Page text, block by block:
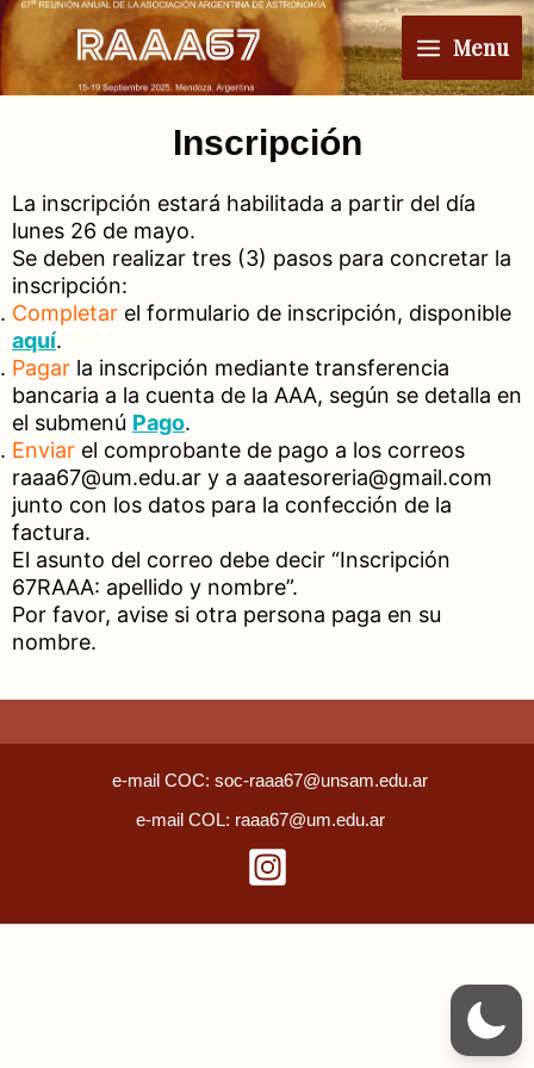
Ir
al
contenido
Main
Menu
Inscripción
La inscripción estará habilitada a partir del día
lunes 26 de mayo.
Se deben realizar tres (3) pasos para concretar la
inscripción:
Completar el formulario de inscripción, disponible
aquí.
Pagar la inscripción mediante transferencia
bancaria a la cuenta de la AAA, según se detalla en
el submenú Pago.
Enviar el comprobante de pago a los correos
raaa67@um.edu.ar y a aaatesoreria@gmail.com
junto con los datos para la confección de la
factura.
El asunto del correo debe decir “Inscripción
67RAAA: apellido y nombre”.
Por favor, avise si otra persona paga en su
nombre.
e-mail COC: soc-raaa67@unsam.edu.ar
e-mail COL: raaa67@um.edu.ar